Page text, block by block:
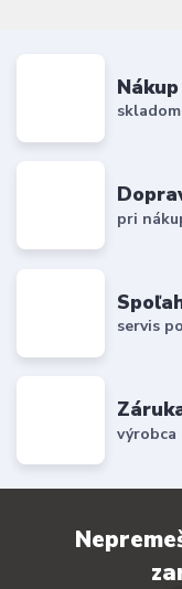
pri
servis
výrobca